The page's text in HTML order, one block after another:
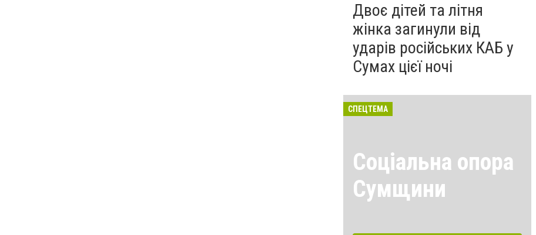
Двоє дітей та літня
жінка загинули від
ударів російських КАБ у
Сумах цієї ночі
СПЕЦТЕМА
Соціальна опора
Сумщини